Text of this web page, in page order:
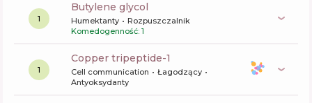
1
butylene glycol
Humektanty
Rozpuszczalnik
Komedogenność: 1
1
copper tripeptide-1
Cell communication
Łagodzący
Antyoksydanty